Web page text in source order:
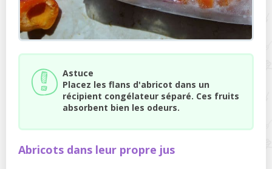
Astuce
Placez les flans d'abricot dans un
récipient congélateur séparé. Ces fruits
absorbent bien les odeurs.
Abricots dans leur propre jus